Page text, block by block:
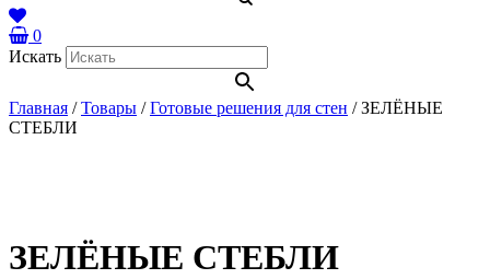
0
Искать
Главная /Товары /Готовые решения для стен /ЗЕЛЁНЫЕ
СТЕБЛИ
ЗЕЛЁНЫЕ СТЕБЛИ